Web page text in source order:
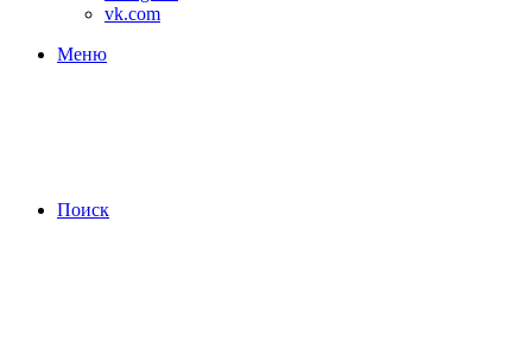
vk.com
Меню
Поиск